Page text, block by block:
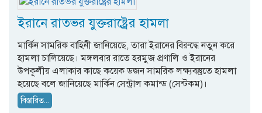
ইরানে রাতভর যুক্তরাষ্ট্রের হামলা
মার্কিন সামরিক বাহিনী জানিয়েছে, তারা ইরানের বিরুদ্ধে নতুন করে
হামলা চালিয়েছে। মঙ্গলবার রাতে হরমুজ প্রণালি ও ইরানের
উপকূলীয় এলাকার কাছে কয়েক ডজন সামরিক লক্ষ্যবস্তুতে হামলা
হয়েছে বলে জানিয়েছে মার্কিন সেন্ট্রাল কমান্ড (সেন্টকম)।
বিস্তারিত...